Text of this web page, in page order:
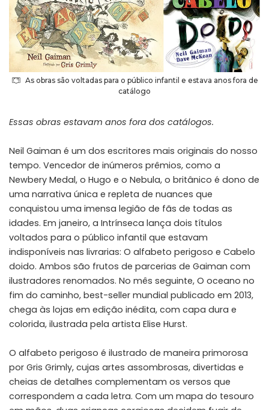
As obras são voltadas para o público infantil e estava anos fora de
catálogo
Essas obras estavam anos fora dos catálogos.
Neil Gaiman é um dos escritores mais originais do nosso
tempo. Vencedor de inúmeros prêmios, como a
Newbery Medal, o Hugo e o Nebula, o britânico é dono de
uma narrativa única e repleta de nuances que
conquistou uma imensa legião de fãs de todas as
idades. Em janeiro, a Intrínseca lança dois títulos
voltados para o público infantil que estavam
indisponíveis nas livrarias: O alfabeto perigoso e Cabelo
doido. Ambos são frutos de parcerias de Gaiman com
ilustradores renomados. No mês seguinte, O oceano no
fim do caminho, best-seller mundial publicado em 2013,
chega às lojas em edição inédita, com capa dura e
colorida, ilustrada pela artista Elise Hurst.
O alfabeto perigoso é ilustrado de maneira primorosa
por Gris Grimly, cujas artes assombrosas, divertidas e
cheias de detalhes complementam os versos que
correspondem a cada letra. Com um mapa do tesouro